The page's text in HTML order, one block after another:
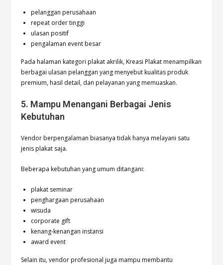
pelanggan perusahaan
repeat order tinggi
ulasan positif
pengalaman event besar
Pada halaman kategori plakat akrilik, Kreasi Plakat menampilkan
berbagai ulasan pelanggan yang menyebut kualitas produk
premium, hasil detail, dan pelayanan yang memuaskan.
5. Mampu Menangani Berbagai Jenis
Kebutuhan
Vendor berpengalaman biasanya tidak hanya melayani satu
jenis plakat saja.
Beberapa kebutuhan yang umum ditangani:
plakat seminar
penghargaan perusahaan
wisuda
corporate gift
kenang-kenangan instansi
award event
Selain itu, vendor profesional juga mampu membantu